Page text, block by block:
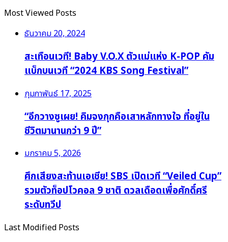
Most Viewed Posts
ธันวาคม 20, 2024
สะเทือนเวที! Baby V.O.X ตัวแม่แห่ง K-POP คัม
แบ็กบนเวที “2024 KBS Song Festival”
กุมภาพันธ์ 17, 2025
“อีกวางซูเผย! คิมจงกุกคือเสาหลักทางใจ ที่อยู่ใน
ชีวิตมานานกว่า 9 ปี”
มกราคม 5, 2026
ศึกเสียงสะท้านเอเชีย! SBS เปิดเวที “Veiled Cup”
รวมตัวท็อปโวคอล 9 ชาติ ดวลเดือดเพื่อศักดิ์ศรี
ระดับทวีป
Last Modified Posts